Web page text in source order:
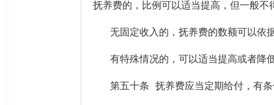
抚养费的，比例可以适当提高，但一般
无固定收入的，抚养费的数额可以依
有特殊情况的，可以适当提高或者降
第五十条 抚养费应当定期给付，有